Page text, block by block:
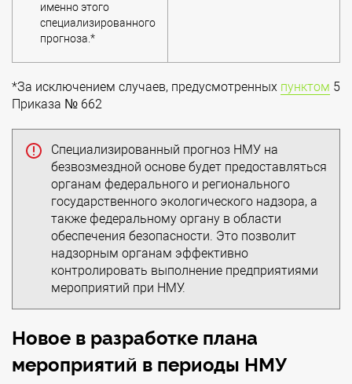
именно этого
специализированного
прогноза.*
*За исключением случаев, предусмотренных пунктом 5
Приказа № 662
Специализированный прогноз НМУ на
безвозмездной основе будет предоставляться
органам федерального и регионального
государственного экологического надзора, а
также федеральному органу в области
обеспечения безопасности. Это позволит
надзорным органам эффективно
контролировать выполнение предприятиями
мероприятий при НМУ.
Новое в разработке плана
мероприятий в периоды НМУ